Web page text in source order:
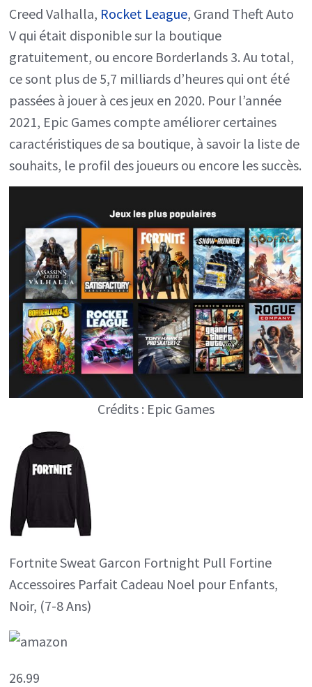
Creed Valhalla, Rocket League, Grand Theft Auto
V qui était disponible sur la boutique
gratuitement, ou encore Borderlands 3. Au total,
ce sont plus de 5,7 milliards d’heures qui ont été
passées à jouer à ces jeux en 2020. Pour l’année
2021, Epic Games compte améliorer certaines
caractéristiques de sa boutique, à savoir la liste de
souhaits, le profil des joueurs ou encore les succès.
Crédits : Epic Games
Fortnite Sweat Garcon Fortnight Pull Fortine
Accessoires Parfait Cadeau Noel pour Enfants,
Noir, (7-8 Ans)
26.99